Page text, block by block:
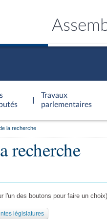
Travaux
parlementaires
la recherche
recherche
l'un des boutons pour faire un choix)
législatures